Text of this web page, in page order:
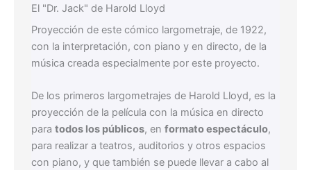
El "Dr. Jack" de Harold Lloyd
Proyección de este cómico largometraje, de 1922,
con la interpretación, con piano y en directo, de la
música creada especialmente por este proyecto.
De los primeros largometrajes de Harold Lloyd, es la
proyección de la película con la música en directo
para todos los públicos, en formato espectáculo,
para realizar a teatros, auditorios y otros espacios
con piano, y que también se puede llevar a cabo al